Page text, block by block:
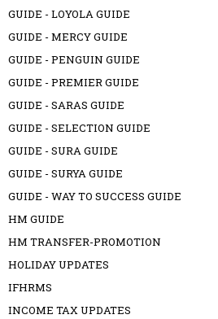
GUIDE - LOYOLA GUIDE
GUIDE - MERCY GUIDE
GUIDE - PENGUIN GUIDE
GUIDE - PREMIER GUIDE
GUIDE - SARAS GUIDE
GUIDE - SELECTION GUIDE
GUIDE - SURA GUIDE
GUIDE - SURYA GUIDE
GUIDE - WAY TO SUCCESS GUIDE
HM GUIDE
HM TRANSFER-PROMOTION
HOLIDAY UPDATES
IFHRMS
INCOME TAX UPDATES